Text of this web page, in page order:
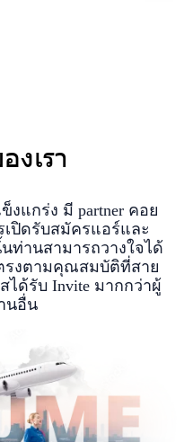
งเรา
งแกร่ง มี partner คอย
เปิดรับสมัครแอร์และ
านสามารถวางใจได้
รงตามคุณสมบัติที่สาย
ด้รับ Invite มากกว่าผู้
นอื่น